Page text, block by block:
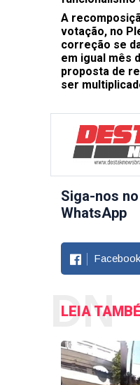
A
votação, no
correção se
em igual mês
proposta de
ser
Siga-nos
WhatsApp
Facebook
LEIA
DN